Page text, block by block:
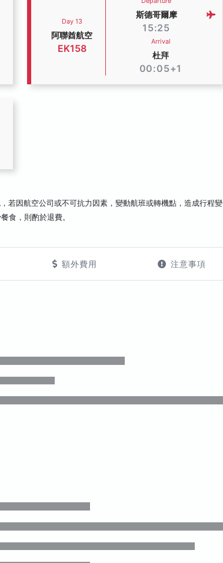
Day 13
阿聯酋航空
EK158
斯德哥爾摩
15:25
Arrival
杜拜
00:05+1
若因航空公司或不可抗力因素，變動航班或轉機點，造成行程變
食，則酌於退費。
額外費用 注意事項